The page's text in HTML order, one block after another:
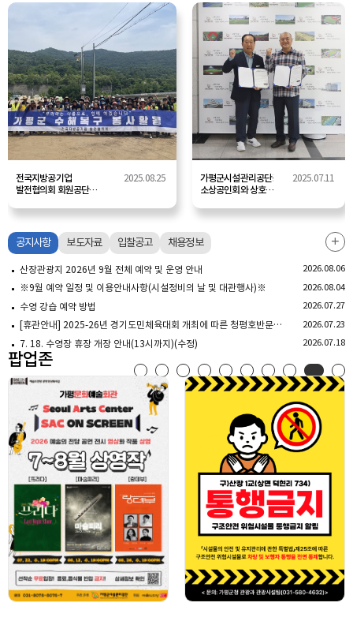
전국지방공기업
발전협의회 회원공단과
전개
2025.08.25
가평군시설관리공단공단-
소상공인회와 상호
2025.07.11
공지사항 보도자료 입찰공고 채용정보
산장관광지 2026년 9월 전체 예약 및 운영 안내 2026.08.06
※9월 예약 일정 및 이용안내사항(시설정비의 날 및 대관행사)※ 2026.08.04
수영 강습 예약 방법 2026.07.27
[휴관안내] 2025-26년 경기도민체육대회 개최에 따른 청평호반문화체육센터 대회 일정 및 휴관 안내 2026.07.23
7. 18. 수영장 휴장 개장 안내(13시까지)(수정) 2026.07.18
더보기
팝업존